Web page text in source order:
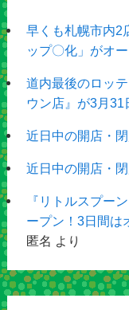
早くも札幌市内2
ップ〇化」がオ
道内最後のロッ
ウン店』が3月
近日中の開店・
近日中の開店・
『リトルスプー
ープン！3日間は
匿名 より